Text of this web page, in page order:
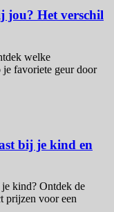
jou? Het verschil
welke
je favoriete geur door
bij je kind en
je kind? Ontdek de
prijzen voor een